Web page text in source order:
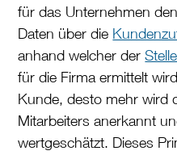
für das Unternehmen
Daten über die
anhand welcher der
für die Firma ermittelt
Kunde, desto mehr wird
Mitarbeiters anerkannt
wertgeschätzt. Dieses